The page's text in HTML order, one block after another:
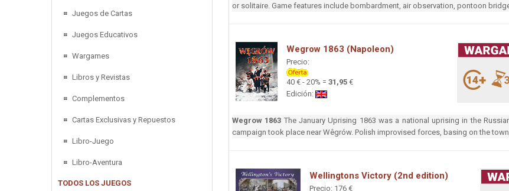
Juegos de Cartas
Juegos Educativos
Wargames
Libros y Revistas
Complementos
Cartas Exclusivas y Repuestos
Libro-Juego
Libro-Aventura
TODOS LOS JUEGOS
or solitaire. Game features include bombardment, air observation, pontoon
Wegrow 1863 (Napoleon)
Precio:
40 € - 20% = 31,95 €
Edición:
Wegrow 1863 The January Uprising 1863 was a national uprising in the
campaign took place near Wêgrów. Polish improvised forces, basing on the
Wellingtons Victory (2nd edition)
Precio: 176 €